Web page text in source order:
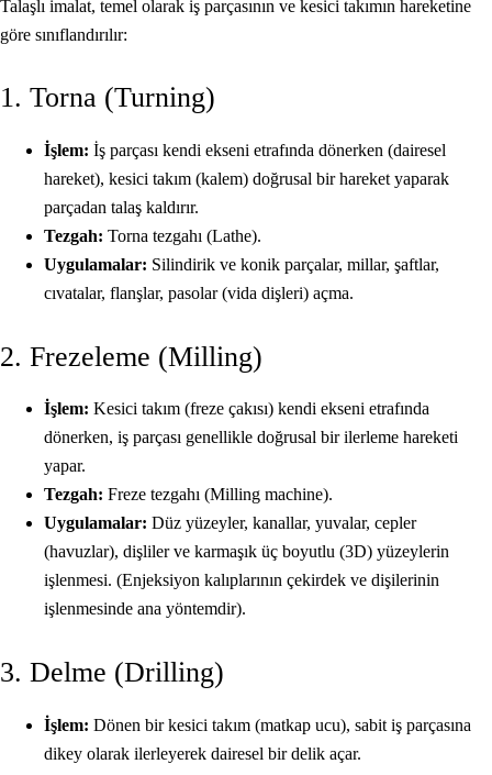
Talaşlı imalat, temel olarak iş parçasının ve kesici takımın hareketine
göre sınıflandırılır:
1. Torna (Turning)
İşlem: İş parçası kendi ekseni etrafında dönerken (dairesel
hareket), kesici takım (kalem) doğrusal bir hareket yaparak
parçadan talaş kaldırır.
Tezgah: Torna tezgahı (Lathe).
Uygulamalar: Silindirik ve konik parçalar, millar, şaftlar,
cıvatalar, flanşlar, pasolar (vida dişleri) açma.
2. Frezeleme (Milling)
İşlem: Kesici takım (freze çakısı) kendi ekseni etrafında
dönerken, iş parçası genellikle doğrusal bir ilerleme hareketi
yapar.
Tezgah: Freze tezgahı (Milling machine).
Uygulamalar: Düz yüzeyler, kanallar, yuvalar, cepler
(havuzlar), dişliler ve karmaşık üç boyutlu (3D) yüzeylerin
işlenmesi. (Enjeksiyon kalıplarının çekirdek ve dişilerinin
işlenmesinde ana yöntemdir).
3. Delme (Drilling)
İşlem: Dönen bir kesici takım (matkap ucu), sabit iş parçasına
dikey olarak ilerleyerek dairesel bir delik açar.